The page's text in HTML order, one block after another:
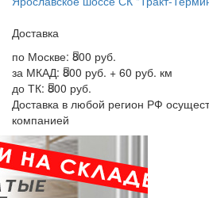
Доставка
по Москве: 800 руб.
за МКАД: 800 руб. + 60 руб. км
до ТК: 800 руб.
Доставка в любой регион РФ
компанией